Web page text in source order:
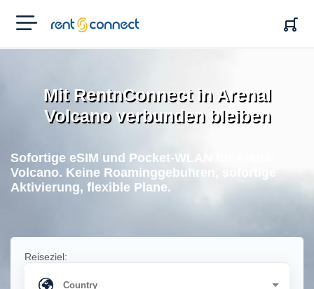
RENT'N
CONNECT
Mit RentnConnect in Arenal
Volcano verbunden bleiben
Sofortige eSIM und Pocket-WLAN fur Arenal
Volcano. Keine Roaminggebuhren, sofortige
Aktivierung, flexible Plane.
Reiseziel: